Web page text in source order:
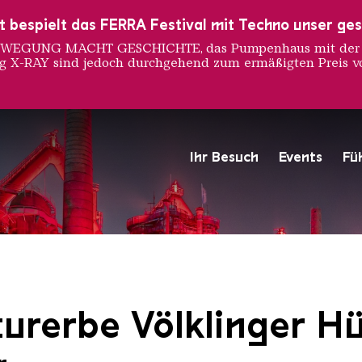
Ihr Besuch Events
Hochofengruppe in Rot
Copyright: Weltkulturerbe
Völklinger
bespielt das FERRA Festival mit Techno unser
MACHT GESCHICHTE, das Pumpenhaus mit
RAY sind jedoch durchgehend zum ermäßigten Preis